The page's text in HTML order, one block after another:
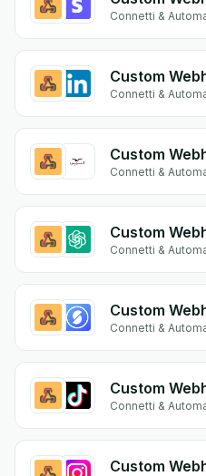
Connetti &
Custom
Connetti &
Connetti &
Connetti &
Custom
Connetti &
Custom
Connetti &
Custom